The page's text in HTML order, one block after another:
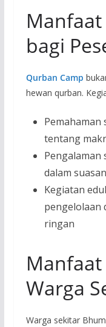
bagi
Qurban Camp
hewan qurban.
tentang
Pengalaman
dalam
Kegiatan
pengelolaan
ringan
Warga
Warga sekitar